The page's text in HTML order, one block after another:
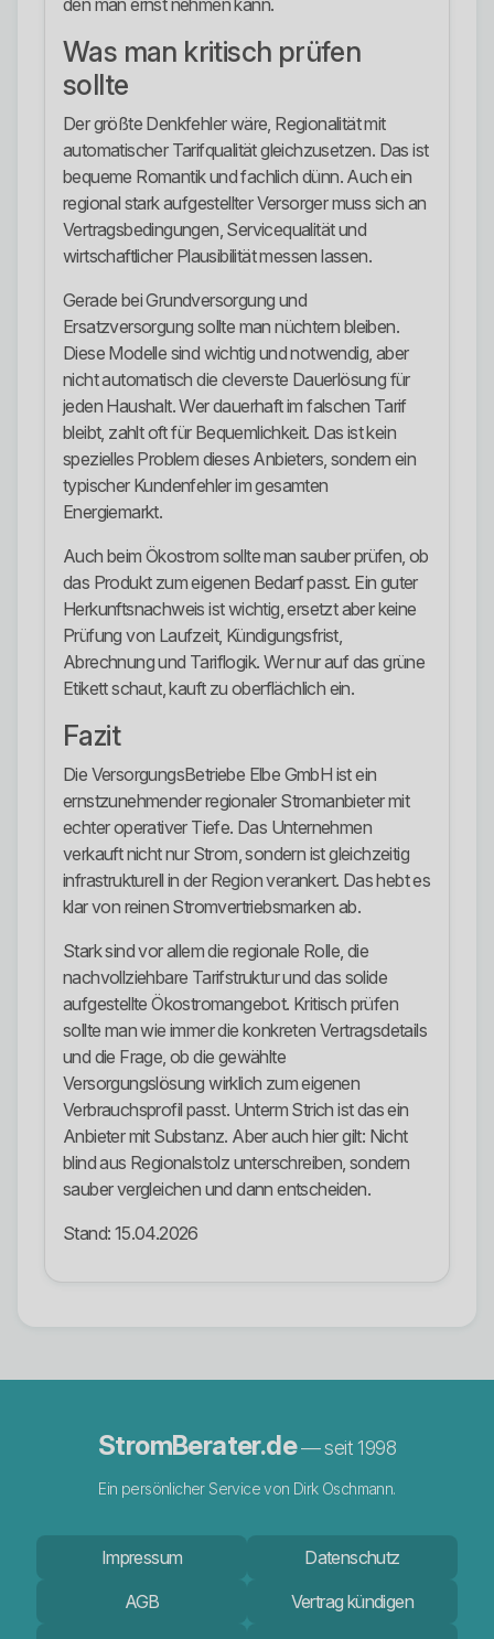
den man ernst nehmen kann.
Was man kritisch prüfen
sollte
Der größte Denkfehler wäre, Regionalität mit
automatischer Tarifqualität gleichzusetzen. Das ist
bequeme Romantik und fachlich dünn. Auch ein
regional stark aufgestellter Versorger muss sich an
Vertragsbedingungen, Servicequalität und
wirtschaftlicher Plausibilität messen lassen.
Gerade bei Grundversorgung und
Ersatzversorgung sollte man nüchtern bleiben.
Diese Modelle sind wichtig und notwendig, aber
nicht automatisch die cleverste Dauerlösung für
jeden Haushalt. Wer dauerhaft im falschen Tarif
bleibt, zahlt oft für Bequemlichkeit. Das ist kein
spezielles Problem dieses Anbieters, sondern ein
typischer Kundenfehler im gesamten
Energiemarkt.
Auch beim Ökostrom sollte man sauber prüfen, ob
das Produkt zum eigenen Bedarf passt. Ein guter
Herkunftsnachweis ist wichtig, ersetzt aber keine
Prüfung von Laufzeit, Kündigungsfrist,
Abrechnung und Tariflogik. Wer nur auf das grüne
Etikett schaut, kauft zu oberflächlich ein.
Fazit
Die VersorgungsBetriebe Elbe GmbH ist ein
ernstzunehmender regionaler Stromanbieter mit
echter operativer Tiefe. Das Unternehmen
verkauft nicht nur Strom, sondern ist gleichzeitig
infrastrukturell in der Region verankert. Das hebt es
klar von reinen Stromvertriebsmarken ab.
Stark sind vor allem die regionale Rolle, die
nachvollziehbare Tarifstruktur und das solide
aufgestellte Ökostromangebot. Kritisch prüfen
sollte man wie immer die konkreten Vertragsdetails
und die Frage, ob die gewählte
Versorgungslösung wirklich zum eigenen
Verbrauchsprofil passt. Unterm Strich ist das ein
Anbieter mit Substanz. Aber auch hier gilt: Nicht
blind aus Regionalstolz unterschreiben, sondern
sauber vergleichen und dann entscheiden.
Stand: 15.04.2026
StromBerater.de— seit 1998
Ein persönlicher Service von Dirk Oschmann.
Impressum
Datenschutz
AGB
Vertrag kündigen